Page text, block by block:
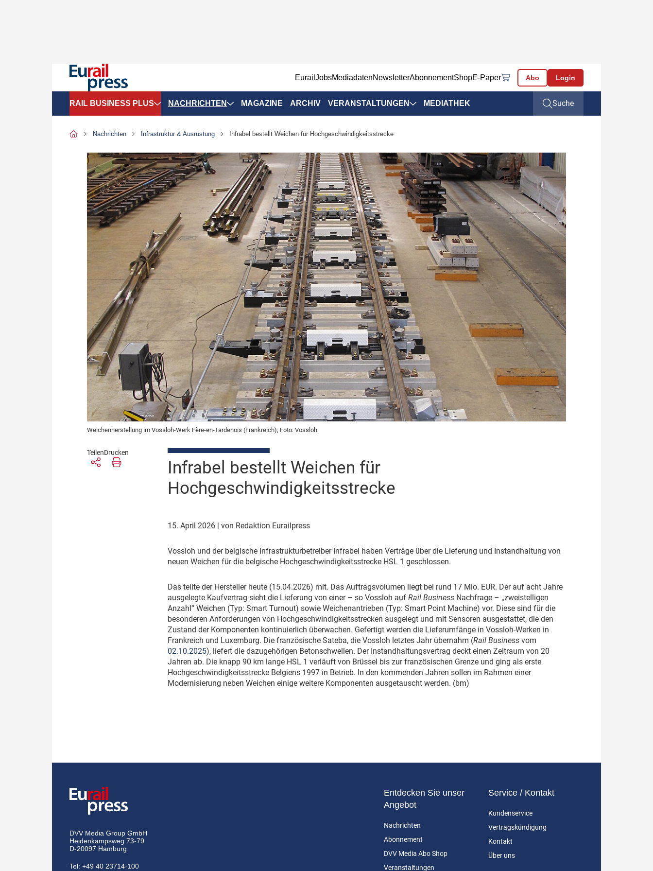
EurailJobsMediadatenNewsletterAbonnementShopE-Paper Abo Login
RAIL BUSINESS PLUS
SPNV-Marktdaten
Bilanzen
Recht
Politik
Verbände: Wer spricht für
wen?
Marktplatz: Wer macht was?
Start-Up-Check
Thema des Monats
Dossier: Generalsanierung
Dossier: ETCS
Dossier:
Stellwerksbesetzung
NACHRICHTEN
Personen & Positionen
Unternehmen & Märkte
Betrieb & Services
Fahrzeuge & Komponenten
Infrastruktur & Ausrüstung
ÖPNV
MAGAZINE ARCHIV VERANSTALTUNGEN
Veranstaltungen
Rad-Schiene Tagung
IRSA 2025
Branchentermine
Eurailpress Career Boost
MEDIATHEK Suche
Nachrichten Infrastruktur & Ausrüstung Infrabel bestellt Weichen für Hochgeschwindigkeitsstrecke
Infrabel bestellt Weichen für
Hochgeschwindigkeitsstrecke
Weichenherstellung im Vossloh-Werk Fère-en-Tardenois (Frankreich); Foto: Vossloh
15. April 2026 | von Redaktion Eurailpress
Vossloh und der belgische Infrastrukturbetreiber Infrabel haben Verträge über die Lieferung und Instandhaltung von
neuen Weichen für die belgische Hochgeschwindigkeitsstrecke HSL 1 geschlossen.
Das teilte der Hersteller heute (15.04.2026) mit. Das Auftragsvolumen liegt bei rund 17 Mio. EUR. Der auf acht Jahre
ausgelegte Kaufvertrag sieht die Lieferung von einer – so Vossloh auf Rail Business Nachfrage – „zweistelligen
Anzahl“ Weichen (Typ: Smart Turnout) sowie Weichenantrieben (Typ: Smart Point Machine) vor. Diese sind für die
besonderen Anforderungen von Hochgeschwindigkeitsstrecken ausgelegt und mit Sensoren ausgestattet, die den
Zustand der Komponenten kontinuierlich überwachen. Gefertigt werden die Lieferumfänge in Vossloh-Werken in
Frankreich und Luxemburg. Die französische Sateba, die Vossloh letztes Jahr übernahm (Rail Business vom
02.10.2025), liefert die dazugehörigen Betonschwellen. Der Instandhaltungsvertrag deckt einen Zeitraum von 20
Jahren ab. Die knapp 90 km lange HSL 1 verläuft von Brüssel bis zur französischen Grenze und ging als erste
Hochgeschwindigkeitsstrecke Belgiens 1997 in Betrieb. In den kommenden Jahren sollen im Rahmen einer
Modernisierung neben Weichen einige weitere Komponenten ausgetauscht werden. (bm)
TeilenDrucken
DVV Media Group GmbH
Heidenkampsweg 73-79
D-20097 Hamburg
Tel: +49 40 23714-100
Entdecken Sie unser
Angebot
Nachrichten
Abonnement
DVV Media Abo Shop
Veranstaltungen
Service / Kontakt
Kundenservice
Vertragskündigung
Kontakt
Über uns